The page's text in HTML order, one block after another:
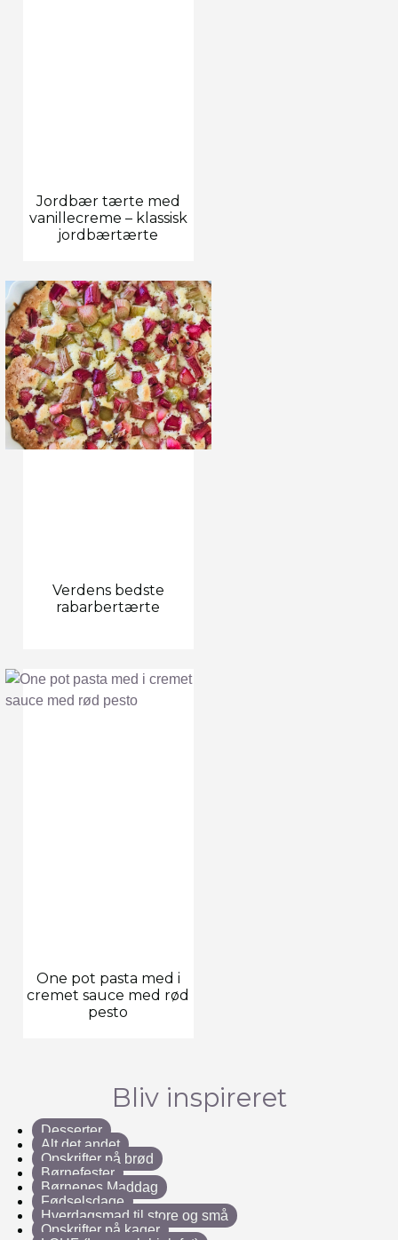
Jordbær tærte med
vanillecreme – klassisk
jordbærtærte
Verdens bedste
rabarbertærte
One pot pasta med i
cremet sauce med rød
pesto
Bliv inspireret
Desserter
Alt det andet
Opskrifter på brød
Børnefester
Børnenes Maddag
Fødselsdage
Hverdagsmad til store og små
Opskrifter på kager